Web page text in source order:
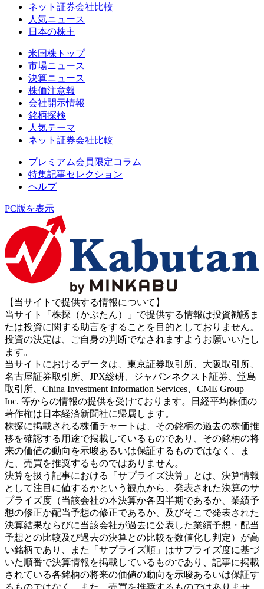
ネット証券会社比較
人気ニュース
日本の株主
米国株トップ
市場ニュース
決算ニュース
株価注意報
会社開示情報
銘柄探検
人気テーマ
ネット証券会社比較
プレミアム会員限定コラム
特集記事セレクション
ヘルプ
PC版を表示
【当サイトで提供する情報について】
当サイト「株探（かぶたん）」で提供する情報は投資勧誘ま
たは投資に関する助言をすることを目的としておりません。
投資の決定は、ご自身の判断でなされますようお願いいたし
ます。
当サイトにおけるデータは、東京証券取引所、大阪取引所、
名古屋証券取引所、JPX総研、ジャパンネクスト証券、堂島
取引所、China Investment Information Services、CME Group
Inc. 等からの情報の提供を受けております。日経平均株価の
著作権は日本経済新聞社に帰属します。
株探に掲載される株価チャートは、その銘柄の過去の株価推
移を確認する用途で掲載しているものであり、その銘柄の将
来の価値の動向を示唆あるいは保証するものではなく、ま
た、売買を推奨するものではありません。
決算を扱う記事における「サプライズ決算」とは、決算情報
として注目に値するかという観点から、発表された決算のサ
プライズ度（当該会社の本決算か各四半期であるか、業績予
想の修正か配当予想の修正であるか、及びそこで発表された
決算結果ならびに当該会社が過去に公表した業績予想・配当
予想との比較及び過去の決算との比較を数値化し判定）が高
い銘柄であり、また「サプライズ順」はサプライズ度に基づ
いた順番で決算情報を掲載しているものであり、記事に掲載
されている各銘柄の将来の価値の動向を示唆あるいは保証す
るものではなく、また、売買を推奨するものではありませ